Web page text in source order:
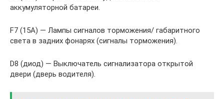
аккумуляторной батареи.
F7 (15А) — Лампы сигналов торможения/ габаритного
света в задних фонарях (сигналы торможения).
D8 (диод) — Выключатель сигнализатора открытой
двери (дверь водителя).